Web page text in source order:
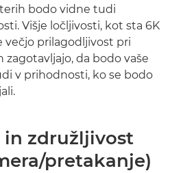
bodo vidne tudi
Višje ločljivosti, kot sta 6K
večjo prilagodljivost pri
da bodo vaše
v prihodnosti, ko se bodo
in združljivost
pretakanje)